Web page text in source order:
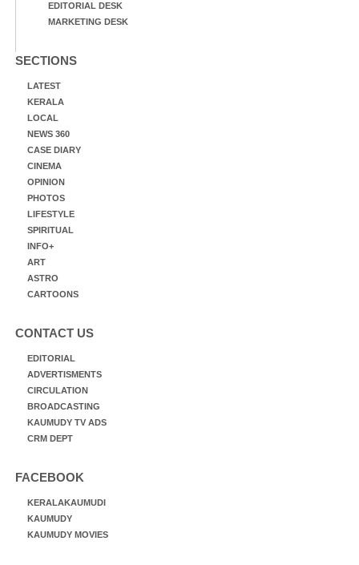
EDITORIAL DESK
MARKETING DESK
SECTIONS
LATEST
KERALA
LOCAL
NEWS 360
CASE DIARY
CINEMA
OPINION
PHOTOS
LIFESTYLE
SPIRITUAL
INFO+
ART
ASTRO
CARTOONS
CONTACT US
EDITORIAL
ADVERTISMENTS
CIRCULATION
BROADCASTING
KAUMUDY TV ADS
CRM DEPT
FACEBOOK
KERALAKAUMUDI
KAUMUDY
KAUMUDY MOVIES